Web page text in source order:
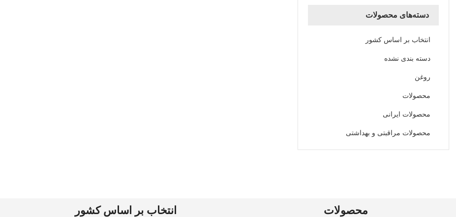
دسته‌های محصولات
انتخاب بر اساس کشور
دسته بندی نشده
روغن
محصولات
محصولات ایرانی
محصولات مراقبتی و بهداشتی
محصولات انتخاب بر اساس کشور